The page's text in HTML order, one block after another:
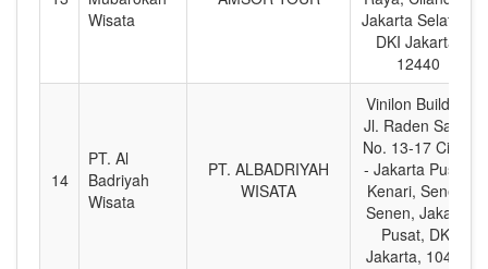
Wisata
Jakarta Selatan,
DKI Jakarta,
12440
14
PT. Al
Badriyah
Wisata
PT. ALBADRIYAH
WISATA
Vinilon Building
Jl. Raden Saleh
No. 13-17 Cikini
- Jakarta Pusat,
Kenari, Senen,
Senen, Jakarta
Pusat, DKI
Jakarta, 10430